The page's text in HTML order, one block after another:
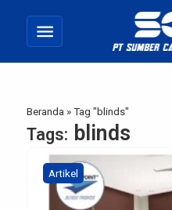
menu
Beranda »Tag "blinds"
Tags: blinds
Artikel